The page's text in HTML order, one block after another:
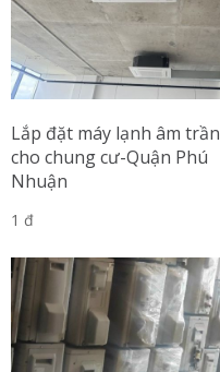
Lắp đặt máy lạnh âm trần
cho chung cư-Quận Phú
Nhuận
1 đ